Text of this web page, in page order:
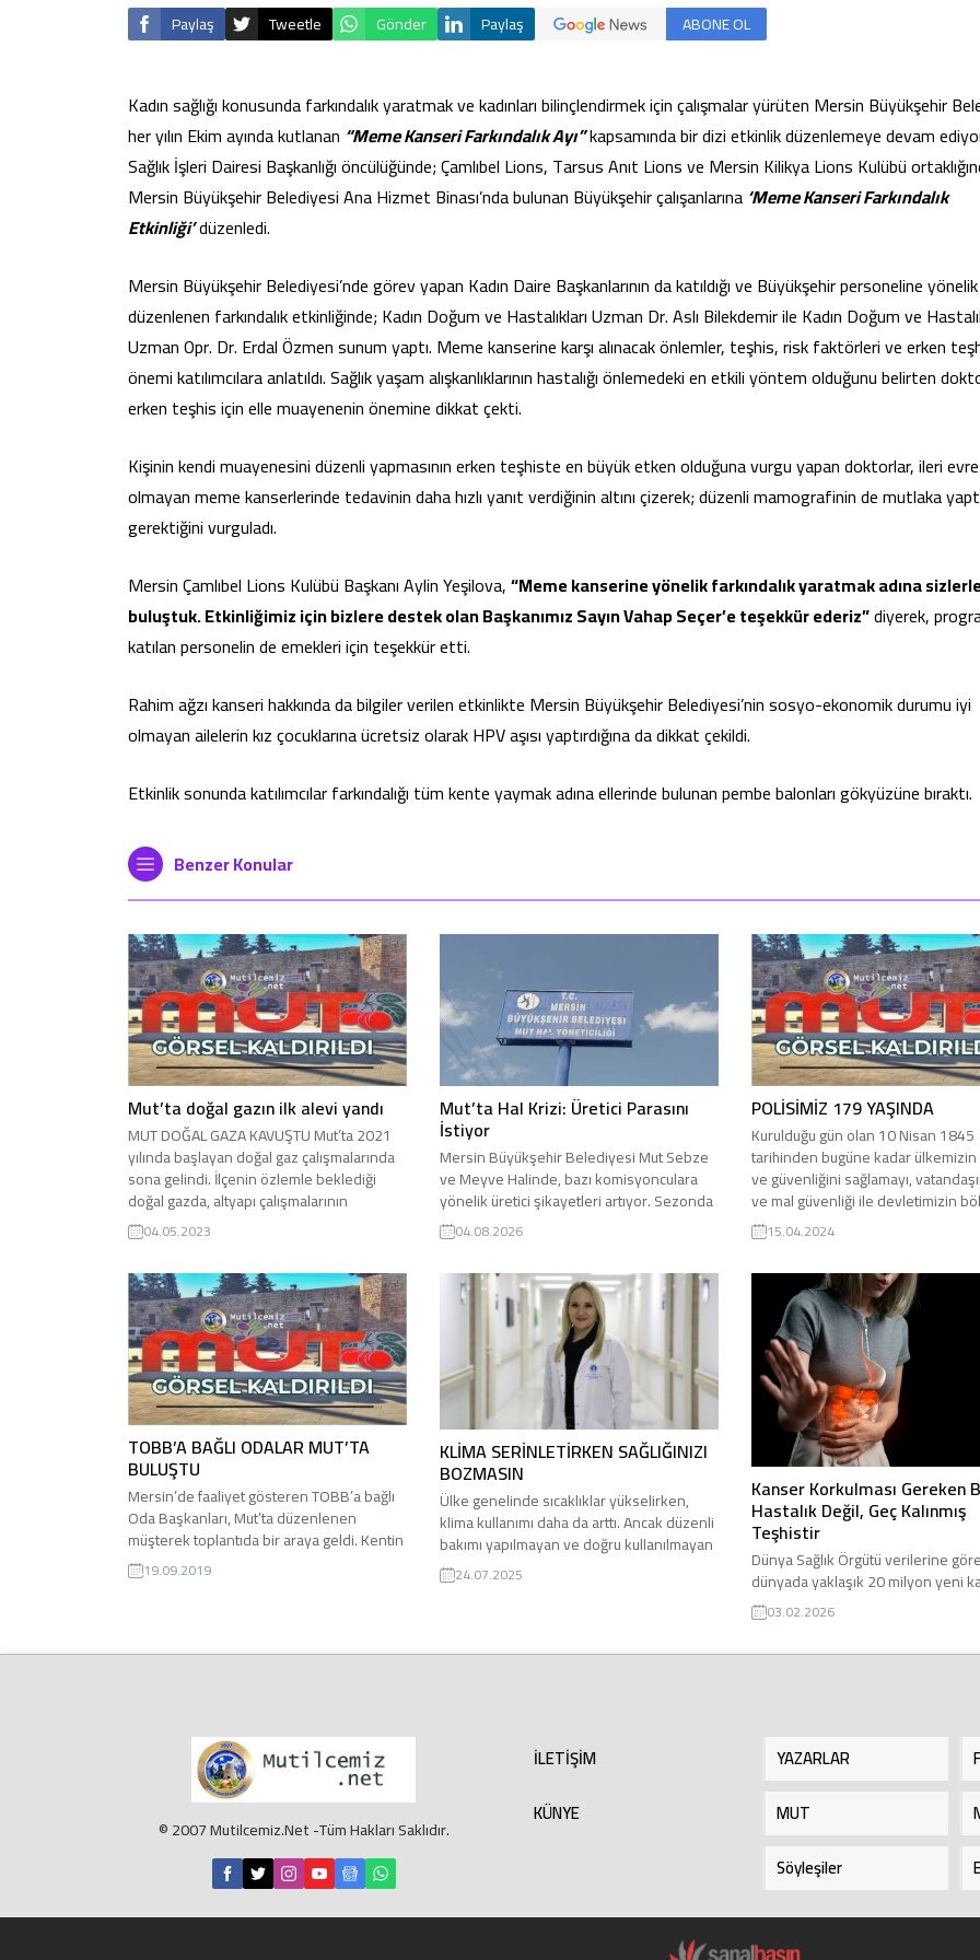
Paylaş Tweetle Gönder Paylaş ABONE OL
Kadın sağlığı konusunda farkındalık yaratmak ve kadınları bilinçlendirmek için çalışmalar yürüten Mersin Büyükşehir
her yılın Ekim ayında kutlanan “Meme Kanseri Farkındalık Ayı”kapsamında bir dizi etkinlik düzenlemeye devam
Sağlık İşleri Dairesi Başkanlığı öncülüğünde; Çamlıbel Lions, Tarsus Anıt Lions ve Mersin Kilikya Lions Kulübü
Mersin Büyükşehir Belediyesi Ana Hizmet Binası’nda bulunan Büyükşehir çalışanlarına ‘Meme Kanseri Farkındalık
Etkinliği’düzenledi.
Mersin Büyükşehir Belediyesi’nde görev yapan Kadın Daire Başkanlarının da katıldığı ve Büyükşehir personeline yönelik
düzenlenen farkındalık etkinliğinde; Kadın Doğum ve Hastalıkları Uzman Dr. Aslı Bilekdemir ile Kadın Doğum ve
Uzman Opr. Dr. Erdal Özmen sunum yaptı. Meme kanserine karşı alınacak önlemler, teşhis, risk faktörleri ve erken
önemi katılımcılara anlatıldı. Sağlık yaşam alışkanlıklarının hastalığı önlemedeki en etkili yöntem olduğunu belirten
erken teşhis için elle muayenenin önemine dikkat çekti.
Kişinin kendi muayenesini düzenli yapmasının erken teşhiste en büyük etken olduğuna vurgu yapan doktorlar, ileri evre
olmayan meme kanserlerinde tedavinin daha hızlı yanıt verdiğinin altını çizerek; düzenli mamografinin de mutlaka
gerektiğini vurguladı.
Mersin Çamlıbel Lions Kulübü Başkanı Aylin Yeşilova,“Meme kanserine yönelik farkındalık yaratmak adına
buluştuk. Etkinliğimiz için bizlere destek olan Başkanımız Sayın Vahap Seçer’e teşekkür ederiz”diyerek,
katılan personelin de emekleri için teşekkür etti.
Rahim ağzı kanseri hakkında da bilgiler verilen etkinlikte Mersin Büyükşehir Belediyesi’nin sosyo-ekonomik durumu iyi
olmayan ailelerin kız çocuklarına ücretsiz olarak HPV aşısı yaptırdığına da dikkat çekildi.
Etkinlik sonunda katılımcılar farkındalığı tüm kente yaymak adına ellerinde bulunan pembe balonları gökyüzüne bıraktı.
Benzer Konular
Mut’ta doğal gazın ilk alevi yandı
MUT DOĞAL GAZA KAVUŞTU Mut’ta 2021
yılında başlayan doğal gaz çalışmalarında
sona gelindi. İlçenin özlemle beklediği
doğal gazda, altyapı çalışmalarının
tamamlandığı 5 mahallenin ilk arzları
sağlanarak, evlere doğal gaz verilmeye
başlandı. İlk kez doğal gaz alevinin yandığı
ilçede; Cumhuriyet, Güllük, Pınarbaşı,
Yazalanı ve Yapıntı mahallelerinde doğal
gaz arzları sağlanarak, işlemlerini...
04.05.2023
Mut’ta Hal Krizi: Üretici Parasını
İstiyor
Mersin Büyükşehir Belediyesi Mut Sebze
ve Meyve Halinde, bazı komisyonculara
yönelik üretici şikayetleri artıyor. Sezonda
kayısılarını hale getiren üreticiler, bazı
komisyoncuların ödemeleri uzun vadeli
çeklerle yaptığını veya geciktirdiğini
belirterek, paralarını geç almaktan yana
dert yandı. Kayısı üreticileri, “Artık yeter,
bize sahip çıkılsın” dediler. İddialara göre
bazı komisyoncuların üreticilerin parasını
bankaya yatırarak, faiz...
04.08.2026
POLİSİMİZ 179 YAŞINDA
Kurulduğu gün olan 10 Nisan 1845
tarihinden bugüne kadar
ve güvenliğini sağlamayı,
ve mal güvenliği ile devletimizin
bütünlüğünü korumayı amaçlayan
Polis Teşkilatı, kuruluşunun 179.
çapında kutladı. Türk Polis
Kuruluş Yıldönümü nedeniyle ilçemiz
da kutlama programı düzenlendi.
olduğu...
15.04.2024
TOBB’A BAĞLI ODALAR MUT’TA
BULUŞTU
Mersin’de faaliyet gösteren TOBB’a bağlı
Oda Başkanları, Mut’ta düzenlenen
müşterek toplantıda bir araya geldi. Kentin
sorunlarını masaya yatıran başkanlar
önümüzdeki süreçte hangi alanlarda ortak
Borsalar Birliği’ne (TOBB) bağlı odalar, Mut
19.09.2019
KLİMA SERİNLETİRKEN SAĞLIĞINIZI
BOZMASIN
Ülke genelinde sıcaklıklar yükselirken,
klima kullanımı daha da arttı. Ancak düzenli
bakımı yapılmayan ve doğru kullanılmayan
klimalar, gribal enfeksiyonlardan yüz
felcine kadar pek çok hastalığa sebep
Dr. Fidan Yıldız Ünal klima kullanırken
24.07.2025
Kanser Korkulması Gereken
Hastalık Değil, Geç Kalınmış
Teşhistir
Dünya Sağlık Örgütü verilerine
dünyada yaklaşık 20 milyon yeni
vakası tanı alıyor, 10 milyona yakın
kanser nedeniyle hayatını
Ülkemizde ise her 5 kadından ya
03.02.2026
© 2007 Mutilcemiz.Net -Tüm Hakları Saklıdır.
İLETİŞİM
KÜNYE
YAZARLAR
MUT
Söyleşiler